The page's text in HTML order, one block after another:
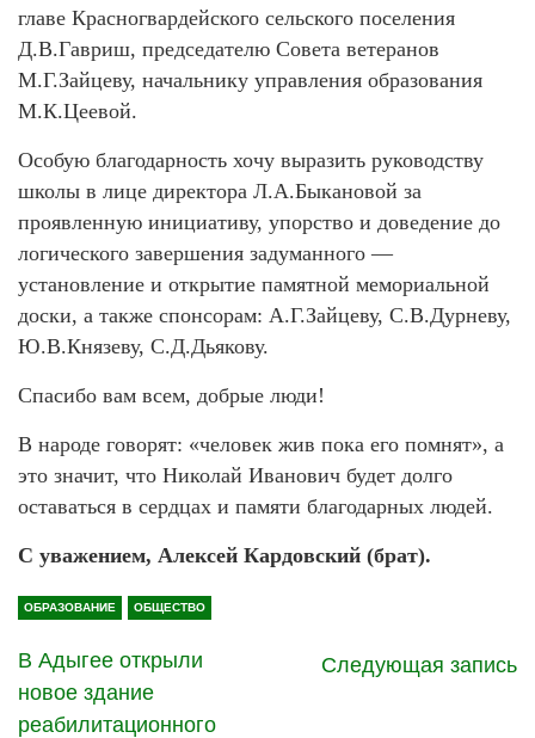
главе Красногвардейского сельского поселения
Д.В.Гавриш, председателю Совета ветеранов
М.Г.Зайцеву, начальнику управления образования
М.К.Цеевой.
Особую благодарность хочу выразить руководству
школы в лице директора Л.А.Быкановой за
проявленную инициативу, упорство и доведение до
логического завершения задуманного —
установление и открытие памятной мемориальной
доски, а также спонсорам: А.Г.Зайцеву, С.В.Дурневу,
Ю.В.Князеву, С.Д.Дьякову.
Спасибо вам всем, добрые люди!
В народе говорят: «человек жив пока его помнят», а
это значит, что Николай Иванович будет долго
оставаться в сердцах и памяти благодарных людей.
С уважением, Алексей Кардовский (брат).
ОБРАЗОВАНИЕ ОБЩЕСТВО
В Адыгее открыли
новое здание
реабилитационного
Следующая запись